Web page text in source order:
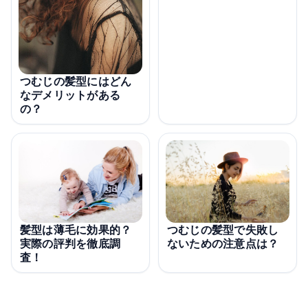
つむじの髪型にはどん
なデメリットがある
の？
髪型は薄毛に効果的？
実際の評判を徹底調
査！
つむじの髪型で失敗し
ないための注意点は？